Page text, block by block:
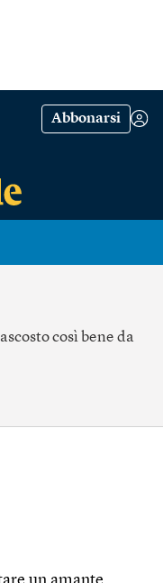
Abbonarsi
così bene da